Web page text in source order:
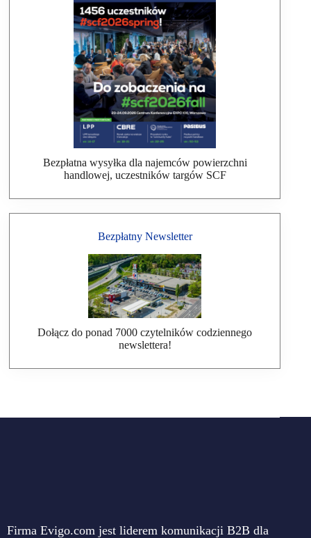
Bezpłatna wysyłka dla najemców powierzchni
handlowej, uczestników targów SCF
Bezpłatny Newsletter
Dołącz do ponad 7000 czytelników codziennego
newslettera!
Firma Evigo.com jest liderem komunikacji B2B dla